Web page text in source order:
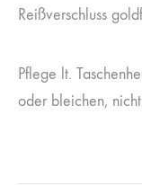
Reißverschluss
Pflege lt.
oder bleichen,